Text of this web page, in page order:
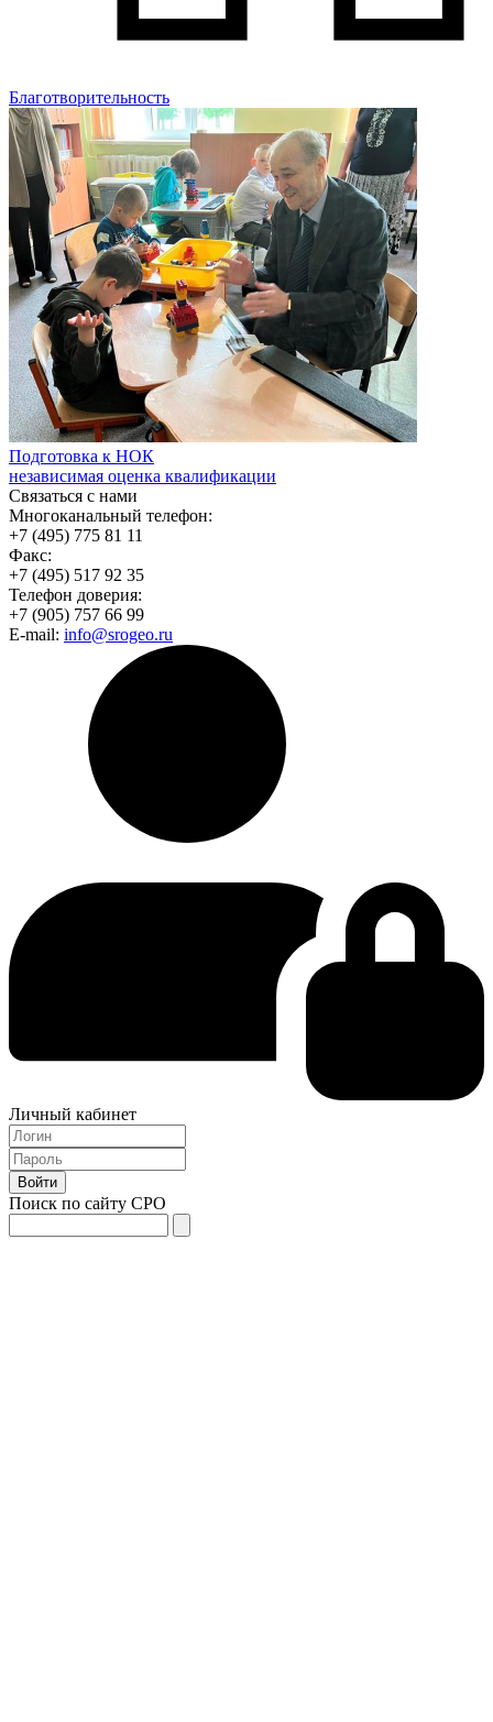
Благотворительность
Подготовка к НОК
независимая оценка квалификации
Связаться с нами
Многоканальный телефон:
+7 (495) 775 81 11
Факс:
+7 (495) 517 92 35
Телефон доверия:
+7 (905) 757 66 99
E-mail: info@srogeo.ru
Личный кабинет
Поиск по сайту СРО